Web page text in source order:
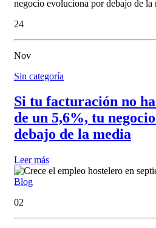
24
Nov
Sin categoría
Si tu facturación no
de un 5,6%, tu
debajo de la media
Leer más
Blog
02